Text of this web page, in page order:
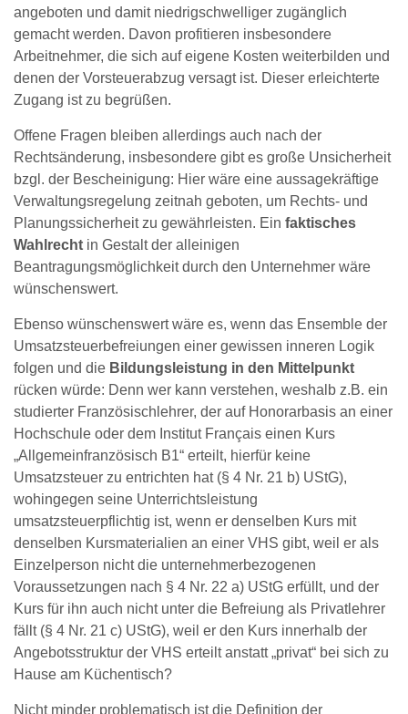
angeboten und damit niedrigschwelliger zugänglich
gemacht werden. Davon profitieren insbesondere
Arbeitnehmer, die sich auf eigene Kosten weiterbilden und
denen der Vorsteuerabzug versagt ist. Dieser erleichterte
Zugang ist zu begrüßen.
Offene Fragen bleiben allerdings auch nach der
Rechtsänderung, insbesondere gibt es große Unsicherheit
bzgl. der Bescheinigung: Hier wäre eine aussagekräftige
Verwaltungsregelung zeitnah geboten, um Rechts- und
Planungssicherheit zu gewährleisten. Ein faktisches
Wahlrecht in Gestalt der alleinigen
Beantragungsmöglichkeit durch den Unternehmer wäre
wünschenswert.
Ebenso wünschenswert wäre es, wenn das Ensemble der
Umsatzsteuerbefreiungen einer gewissen inneren Logik
folgen und die Bildungsleistung in den Mittelpunkt
rücken würde: Denn wer kann verstehen, weshalb z.B. ein
studierter Französischlehrer, der auf Honorarbasis an einer
Hochschule oder dem Institut Français einen Kurs
„Allgemeinfranzösisch B1“ erteilt, hierfür keine
Umsatzsteuer zu entrichten hat (§ 4 Nr. 21 b) UStG),
wohingegen seine Unterrichtsleistung
umsatzsteuerpflichtig ist, wenn er denselben Kurs mit
denselben Kursmaterialien an einer VHS gibt, weil er als
Einzelperson nicht die unternehmerbezogenen
Voraussetzungen nach § 4 Nr. 22 a) UStG erfüllt, und der
Kurs für ihn auch nicht unter die Befreiung als Privatlehrer
fällt (§ 4 Nr. 21 c) UStG), weil er den Kurs innerhalb der
Angebotsstruktur der VHS erteilt anstatt „privat“ bei sich zu
Hause am Küchentisch?
Nicht minder problematisch ist die Definition der